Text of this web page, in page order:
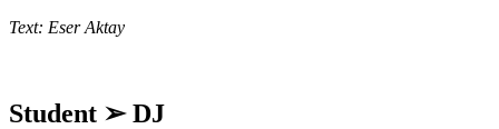
Text: Eser Aktay
Student ➢ DJ